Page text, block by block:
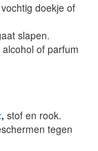
doekje of
slapen.
alcohol of parfum
, stof en rook.
tegen